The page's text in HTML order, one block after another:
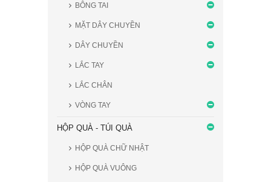
BÔNG TAI
MẶT DÂY CHUYỀN
DÂY CHUYỀN
LẮC TAY
LẮC CHÂN
VÒNG TAY
HỘP QUÀ - TÚI QUÀ
HỘP QUÀ CHỮ NHẬT
HỘP QUÀ VUÔNG